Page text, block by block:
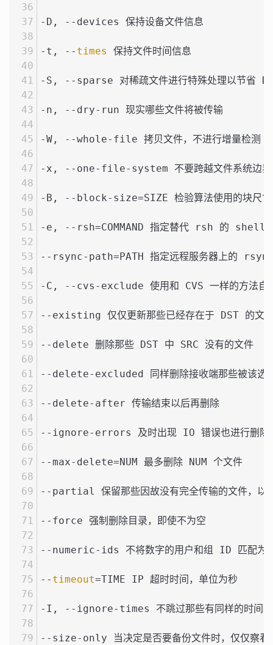
-D, --devices 保持设备文件信息
-t, -- times 保持文件时间信息
-S, --sparse 对稀疏文件进行特殊处理以节省
-n, --dry-run 现实哪些文件将被传输
-W, --whole-file 拷贝文件，不进行增量检测
-x, --one-file-system 不要跨越文件系统边界
-B, --block-size=SIZE 检验算法使用的块尺寸
-e, --rsh=COMMAND 指定替代 rsh 的 shell
--rsync-path=PATH 指定远程服务器上的 rsync
-C, --cvs-exclude 使用和 CVS 一样的方法自动
--existing 仅仅更新那些已经存在于 DST 的文件
--delete 删除那些 DST 中 SRC 没有的文件
--delete-excluded 同样删除接收端那些被该选项
--delete-after 传输结束以后再删除
--ignore-errors 及时出现 IO 错误也进行删除
--max-delete=NUM 最多删除 NUM 个文件
--partial 保留那些因故没有完全传输的文件，以
--force 强制删除目录，即使不为空
--numeric-ids 不将数字的用户和组 ID 匹配为
-- timeout=TIME IP 超时时间，单位为秒
-I, --ignore-times 不跳过那些有同样的时间和
--size-only 当决定是否要备份文件时，仅仅察看